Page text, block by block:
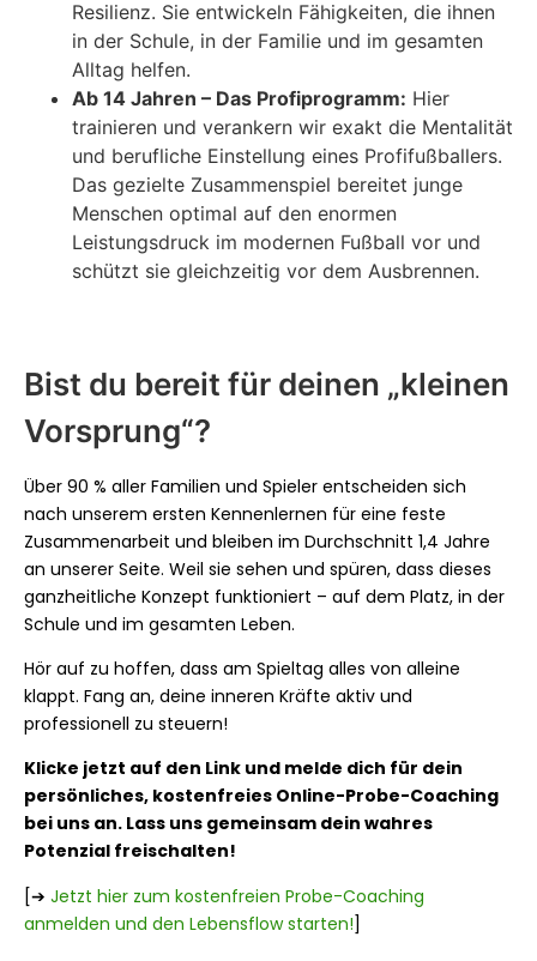
Resilienz. Sie entwickeln Fähigkeiten, die ihnen
in der Schule, in der Familie und im gesamten
Alltag helfen.
Ab 14 Jahren – Das Profiprogramm: Hier
trainieren und verankern wir exakt die Mentalität
und berufliche Einstellung eines Profifußballers.
Das gezielte Zusammenspiel bereitet junge
Menschen optimal auf den enormen
Leistungsdruck im modernen Fußball vor und
schützt sie gleichzeitig vor dem Ausbrennen.
Bist du bereit für deinen „kleinen
Vorsprung“?
Über 90 % aller Familien und Spieler entscheiden sich
nach unserem ersten Kennenlernen für eine feste
Zusammenarbeit und bleiben im Durchschnitt 1,4 Jahre
an unserer Seite. Weil sie sehen und spüren, dass dieses
ganzheitliche Konzept funktioniert – auf dem Platz, in der
Schule und im gesamten Leben.
Hör auf zu hoffen, dass am Spieltag alles von alleine
klappt. Fang an, deine inneren Kräfte aktiv und
professionell zu steuern!
Klicke jetzt auf den Link und melde dich für dein
persönliches, kostenfreies Online-Probe-Coaching
bei uns an. Lass uns gemeinsam dein wahres
Potenzial freischalten!
[➔ Jetzt hier zum kostenfreien Probe-Coaching
anmelden und den Lebensflow starten!]